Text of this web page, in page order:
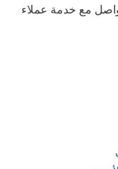
مع خدمة عملاء